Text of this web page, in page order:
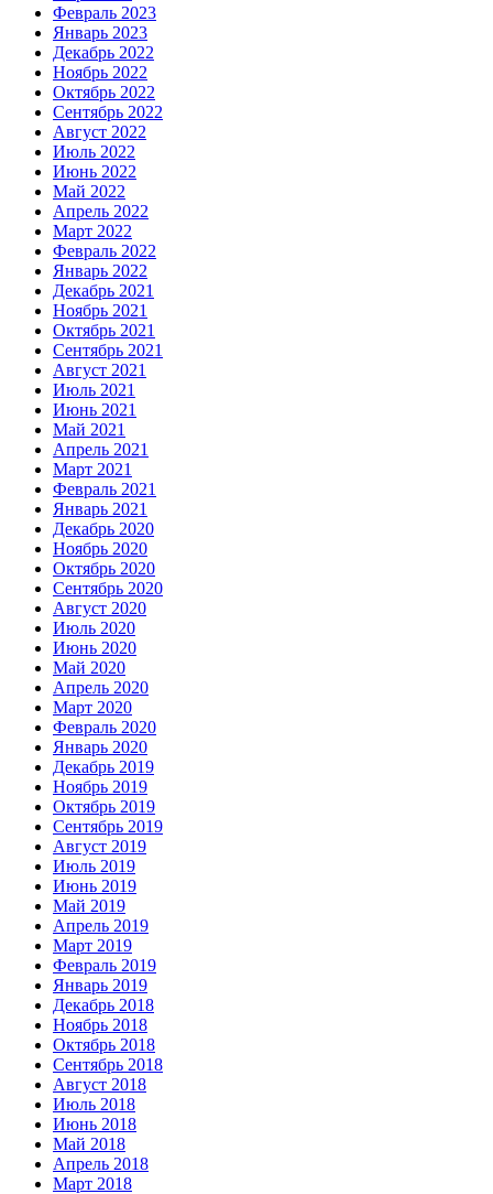
Февраль 2023
Январь 2023
Декабрь 2022
Ноябрь 2022
Октябрь 2022
Сентябрь 2022
Август 2022
Июль 2022
Июнь 2022
Май 2022
Апрель 2022
Март 2022
Февраль 2022
Январь 2022
Декабрь 2021
Ноябрь 2021
Октябрь 2021
Сентябрь 2021
Август 2021
Июль 2021
Июнь 2021
Май 2021
Апрель 2021
Март 2021
Февраль 2021
Январь 2021
Декабрь 2020
Ноябрь 2020
Октябрь 2020
Сентябрь 2020
Август 2020
Июль 2020
Июнь 2020
Май 2020
Апрель 2020
Март 2020
Февраль 2020
Январь 2020
Декабрь 2019
Ноябрь 2019
Октябрь 2019
Сентябрь 2019
Август 2019
Июль 2019
Июнь 2019
Май 2019
Апрель 2019
Март 2019
Февраль 2019
Январь 2019
Декабрь 2018
Ноябрь 2018
Октябрь 2018
Сентябрь 2018
Август 2018
Июль 2018
Июнь 2018
Май 2018
Апрель 2018
Март 2018